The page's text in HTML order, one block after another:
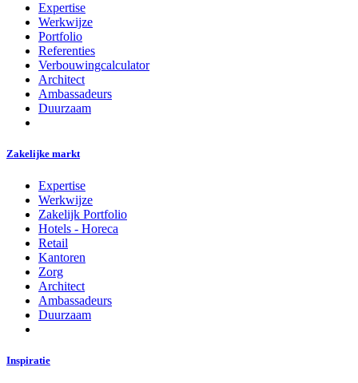
Expertise
Werkwijze
Portfolio
Referenties
Verbouwingcalculator
Architect
Ambassadeurs
Duurzaam
Zakelijke markt
Expertise
Werkwijze
Zakelijk Portfolio
Hotels - Horeca
Retail
Kantoren
Zorg
Architect
Ambassadeurs
Duurzaam
Inspiratie